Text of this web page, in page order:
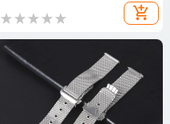
Iwatch987654 Cut Out Stereo
Silicone
add_shopping_cart